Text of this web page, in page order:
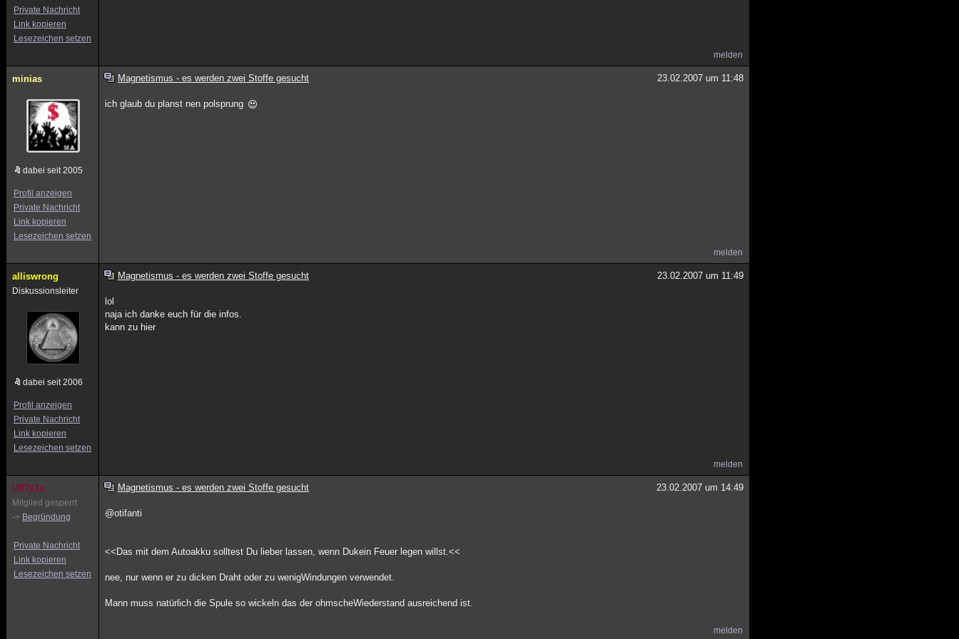
Private Nachricht
Link kopieren
Lesezeichen setzen
melden
minias
dabei seit 2005
Profil anzeigen
Private Nachricht
Link kopieren
Lesezeichen setzen
Magnetismus - es werden zwei Stoffe gesucht 23.02.2007 um 11:48
ich glaub du planst nen polsprung
melden
alliswrong
Diskussionsleiter
dabei seit 2006
Profil anzeigen
Private Nachricht
Link kopieren
Lesezeichen setzen
Magnetismus - es werden zwei Stoffe gesucht 23.02.2007 um 11:49
lol
naja ich danke euch für die infos.
kann zu hier
melden
UffTaTa
Mitglied gesperrt
-> Begründung
Private Nachricht
Link kopieren
Lesezeichen setzen
Magnetismus - es werden zwei Stoffe gesucht 23.02.2007 um 14:49
@otifanti
<<Das mit dem Autoakku solltest Du lieber lassen, wenn Dukein Feuer legen willst.<<
nee, nur wenn er zu dicken Draht oder zu wenigWindungen verwendet.
Mann muss natürlich die Spule so wickeln das der ohmscheWiederstand ausreichend ist.
melden